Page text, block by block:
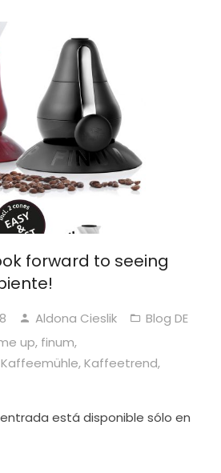
forward to seeing
Aldona Cieslik
Blog DE
up, finum,
Kaffeemühle,Kaffeetrend,
está disponible sólo en